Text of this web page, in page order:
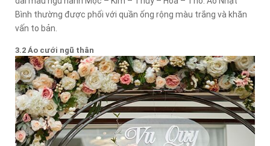
Bình thường được phối với quần ống rộng màu trắng và khăn
vấn to bản.
3.2 Áo cưới ngũ thân